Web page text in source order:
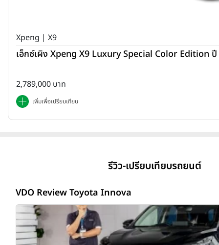
Xpeng | X9
เอ็กซ์เผิง Xpeng X9 Luxury Special Color Edition
2,789,000 บาท
เพิ่มเพื่อเปรียบเทียบ
รีวิว-เปรียบเทียบรถยนต์
VDO Review Toyota Innova